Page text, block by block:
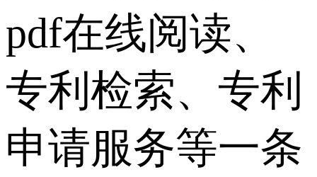
pdf在线阅读、
专利检索、专利
申请服务等一条